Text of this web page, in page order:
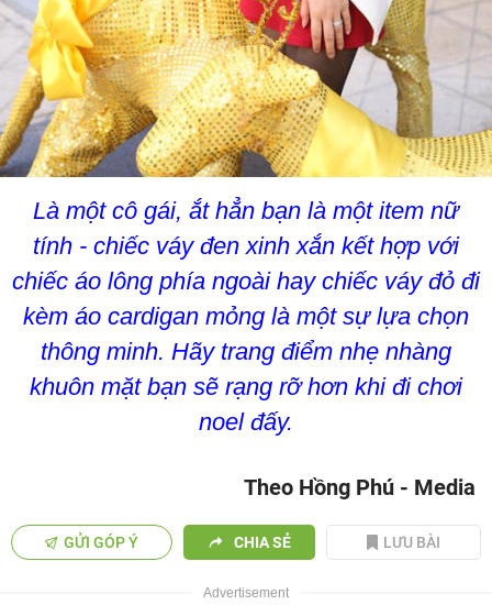
Là một cô gái, ắt hẳn bạn là một item nữ
tính - chiếc váy đen xinh xắn kết hợp với
chiếc áo lông phía ngoài hay chiếc váy đỏ đi
kèm áo cardigan mỏng là một sự lựa chọn
thông minh. Hãy trang điểm nhẹ nhàng
khuôn mặt bạn sẽ rạng rỡ hơn khi đi chơi
noel đấy.
Theo Hồng Phú - Media
GỬI GÓP Ý CHIA SẺ LƯU BÀI